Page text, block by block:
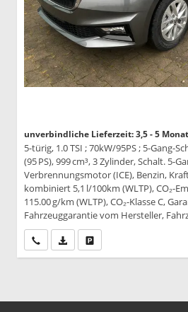
unverbindliche Lieferzeit: 3,5 - 5
5-türig, 1.0 TSI ; 70kW/95PS ; 5-Gang-
(95 PS), 999 cm³, 3 Zylinder, Schalt. 5-
Verbrennungsmotor (ICE), Benzin,
kombiniert 5,1 l/100km (WLTP), CO₂-
115.00 g/km (WLTP), CO₂-Klasse C,
Fahrzeuggarantie vom Hersteller,
Wir rufen Sie anPDF-Datei, Fahrzeugexposé